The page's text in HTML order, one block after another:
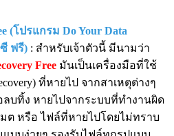
(โปรแกรม Do Your Data
ฟรี) : สำหรับเจ้าตัวนี้ มีนามว่า
Free มันเป็นเครื่องมือที่ใช้
ที่หายไป จากสาเหตุต่างๆ
ลบทิ้ง หายไปจากระบบที่ทำงานผิด
ต หรือ ไฟล์ที่หายไปโดยไม่ทราบ